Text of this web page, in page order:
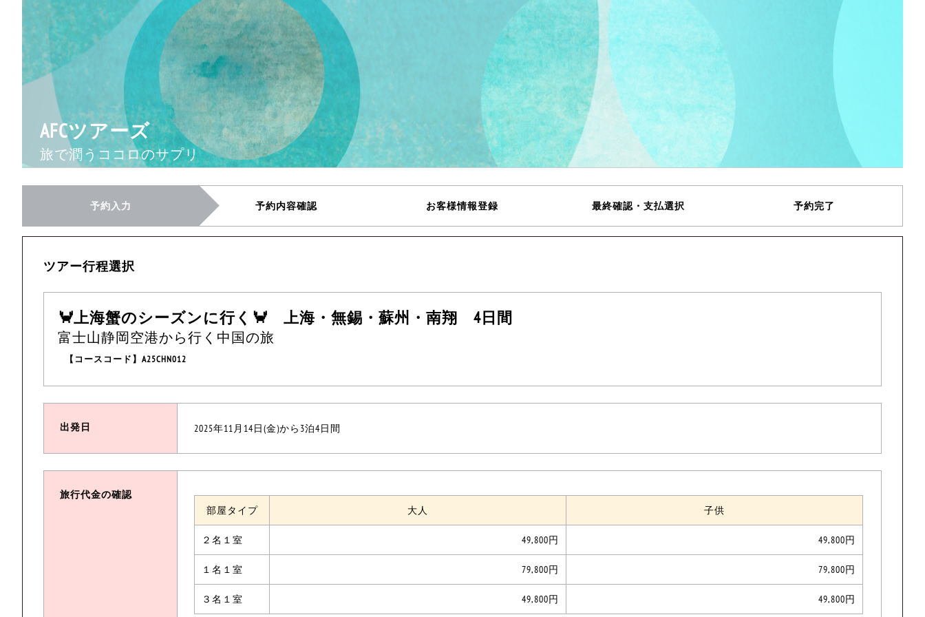
AFCツアーズ
旅で潤うココロのサプリ
予約入力 予約内容確認 お客様情報登録 最終確認・支払選択 予約完了
ツアー行程選択
🦀上海蟹のシーズンに行く🦀 上海・無錫・蘇州・南翔 4日間
富士山静岡空港から行く中国の旅
【コースコード】A25CHN012
出発日 2025年11月14日(金)から3泊4日間
旅行代金の確認
部屋タイプ
大人 子供
２名１室 49,800円 49,800円
１名１室 79,800円 79,800円
３名１室 49,800円 49,800円